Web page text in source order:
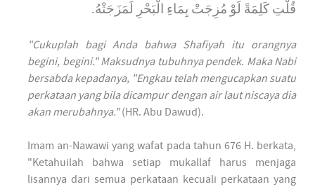
قُلْتِ كَلِمَةً لَوْ مُزِجَتْ بِمَاءِ الْبَحْرِ لَمَزَجَتْهُ.
"Cukuplah bagi Anda bahwa Shafiyah itu orangnya
begini, begini." Maksudnya tubuhnya pendek. Maka Nabi
bersabda kepadanya, "Engkau telah mengucapkan suatu
perkataan yang bila dicampur dengan air laut niscaya dia
akan merubahnya."(HR. Abu Dawud).
Imam an-Nawawi yang wafat pada tahun 676 H. berkata,
"Ketahuilah bahwa setiap mukallaf harus menjaga
lisannya dari semua perkataan kecuali perkataan yang